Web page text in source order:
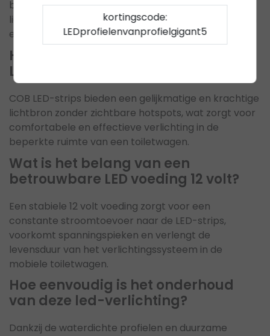
beschadiging en vocht, en verbeteren de
lichtverspreiding. Ze maken de verlichting duurzaam
en onderhoudsvriendelijk.
Hoe draagt het gebruik van COB
LED strips bij aan de verlichting?
COB LED-strips bieden een gelijkmatige en krachtige
lichtbron zonder zichtbare hotspots, wat zorgt voor
comfortabele en effectieve verlichting in de
beperkte ruimte van een toiletwagen.
Wat is het belang van een
betrouwbare LED voeding 12 volt?
Een stabiele 12 volt voeding zorgt voor een
constante stroomtoevoer naar de LED-strips,
voorkomt spanningspieken en verlengt de
levensduur van het verlichtingssysteem in de
mobiele toiletwagen.
Hoe eenvoudig is het onderhoud
van deze led-verlichting?
Dankzij de waterdichte profielen en duurzame
kortingscode:
LEDprofielenvanprofielgigant5